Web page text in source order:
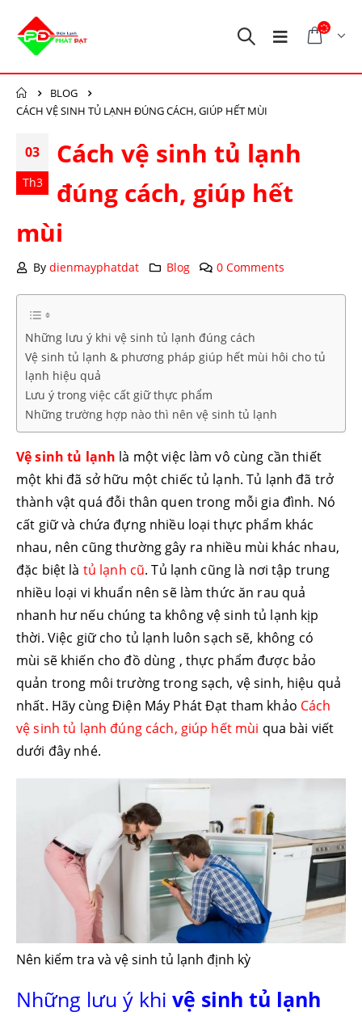
BLOG
CÁCH VỆ SINH TỦ LẠNH ĐÚNG CÁCH, GIÚP HẾT MÙI
03
Th3
Cách vệ sinh tủ lạnh
đúng cách, giúp hết
mùi
Bydienmayphatdat Blog 0 Comments
Những lưu ý khi vệ sinh tủ lạnh đúng cách
Vệ sinh tủ lạnh & phương pháp giúp hết mùi hôi cho tủ
lạnh hiệu quả
Lưu ý trong việc cất giữ thực phẩm
Những trường hợp nào thì nên vệ sinh tủ lạnh
Vệ sinh tủ lạnh là một việc làm vô cùng cần thiết
một khi đã sở hữu một chiếc tủ lạnh. Tủ lạnh đã trở
thành vật quá đỗi thân quen trong mỗi gia đình. Nó
cất giữ và chứa đựng nhiều loại thực phẩm khác
nhau, nên cũng thường gây ra nhiều mùi khác nhau,
đặc biệt là tủ lạnh cũ. Tủ lạnh cũng là nơi tập trung
nhiều loại vi khuẩn nên sẽ làm thức ăn rau quả
nhanh hư nếu chúng ta không vệ sinh tủ lạnh kịp
thời. Việc giữ cho tủ lạnh luôn sạch sẽ, không có
mùi sẽ khiến cho đồ dùng , thực phẩm được bảo
quản trong môi trường trong sạch, vệ sinh, hiệu quả
nhất. Hãy cùng Điện Máy Phát Đạt tham khảo Cách
vệ sinh tủ lạnh đúng cách, giúp hết mùi qua bài viết
dưới đây nhé.
Nên kiểm tra và vệ sinh tủ lạnh định kỳ
Những lưu ý khi vệ sinh tủ lạnh